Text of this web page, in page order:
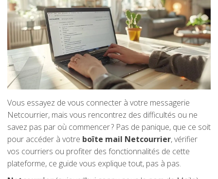
Vous essayez de vous connecter à votre messagerie
Netcourrier, mais vous rencontrez des difficultés ou ne
savez pas par où commencer ? Pas de panique, que ce soit
pour accéder à votre boîte mail Netcourrier, vérifier
vos courriers ou profiter des fonctionnalités de cette
plateforme, ce guide vous explique tout, pas à pas.